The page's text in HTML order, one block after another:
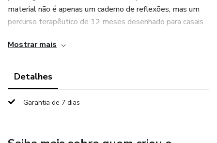
material não é apenas um caderno de reflexões, mas um
percurso terapêutico de 12 meses desenhado para casais
conexão profunda e duradoura.
Fundamentado no que há de mais moderno na Terapia
Gottman, o ebook oferece ferramentas práticas para
Mostrar mais
Detalhes
Garantia de 7 dias